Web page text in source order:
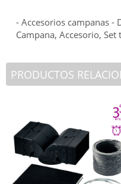
- Accesorios campanas -
Campana, Accesorio,
PRODUCTOS